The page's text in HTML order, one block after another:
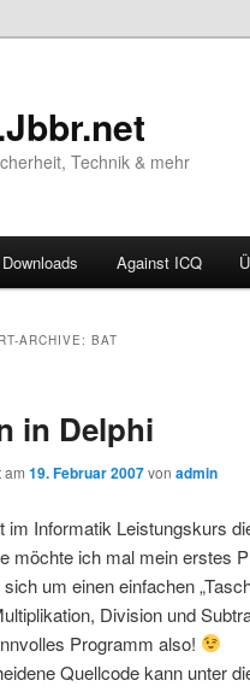
Technik & mehr
Downloads Against ICQ
ARCHIVE:BAT
in Delphi
am19. Februar 2007 vonadmin
im Informatik Leistungskurs
möchte ich mal mein erstes
um einen einfachen
Division und
Programm also!
Quellcode kann unter